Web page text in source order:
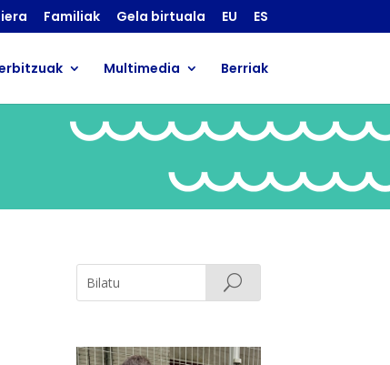
Familiak Gela birtuala EU ES
Multimedia Berriak